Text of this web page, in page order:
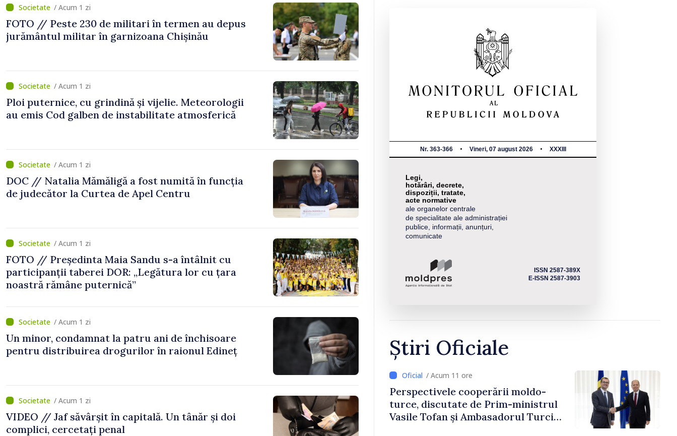
/ Acum 1 zi
FOTO // Peste 230 de militari în termen au depus
jurământul militar în garnizoana Chișinău
/ Acum 1 zi
Ploi puternice, cu grindină și vijelie. Meteorologii
au emis Cod galben de instabilitate atmosferică
/ Acum 1 zi
DOC // Natalia Mămăligă a fost numită în funcția
de judecător la Curtea de Apel Centru
/ Acum 1 zi
FOTO // Președinta Maia Sandu s-a întâlnit cu
participanții taberei DOR: „Legătura lor cu țara
noastră rămâne puternică”
/ Acum 1 zi
Un minor, condamnat la patru ani de închisoare
pentru distribuirea drogurilor în raionul Edineț
/ Acum 1 zi
VIDEO // Jaf săvârșit în capitală. Un tânăr și doi
complici, cercetați penal
Nr. 363-366 Vineri, 07 august 2026 XXXIII
Legi,
hotărâri, decrete,
dispoziții, tratate,
acte normative
ale organelor centrale
de specialitate ale administrației
publice, informații, anunțuri,
comunicate
ISSN 2587-389X
E-ISSN 2587-3903
Știri Oficiale
/ Acum 11 ore
Perspectivele cooperării moldo-
turce, discutate de Prim-ministrul
Vasile Tofan și Ambasadorul Turciei,